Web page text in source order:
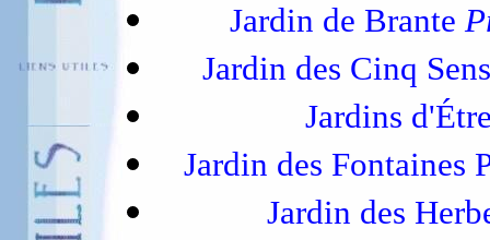
Jardin de Brante
Jardin des Cinq
Jardins
Jardin des Fontaines
Jardin des